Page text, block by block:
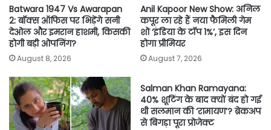
Batwara 1947 Vs Awarapan
2: बॉक्स ऑफिस पर भिड़ेंगे सनी
देओल और इमरान हाशमी, किसकी
होगी बड़ी ओपनिंग?
August 8, 2026
Anil Kapoor New Show: अनिल
कपूर ला रहे हैं नया फैमिली गेम
शो ‘इंडिया के टॉप 1%’, इस दिन
होगा प्रीमियर
August 7, 2026
Salman Khan Ramayana:
40% शूटिंग के बाद क्यों बंद हो गई
थी सलमान की ‘रामायण’? ब्रेकअप
से बिगड़ा पूरा प्रोजेक्ट